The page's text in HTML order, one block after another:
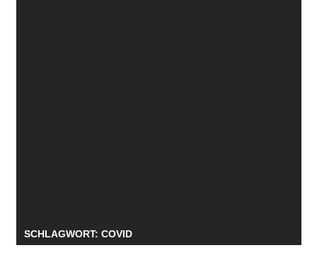
SCHLAGWORT: COVID